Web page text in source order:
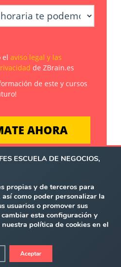
el aviso legal y las
de ZBrain.es
de este y cursos
O LLÁMANOS AL
876 247 237
POLÍTICA DE PRIVACIDAD
ESCUELA DE NEGOCIOS,
propias y de terceros para
como poder personalizar la
usuarios o promover sus
esta configuración y
política de cookies en el
Aceptar